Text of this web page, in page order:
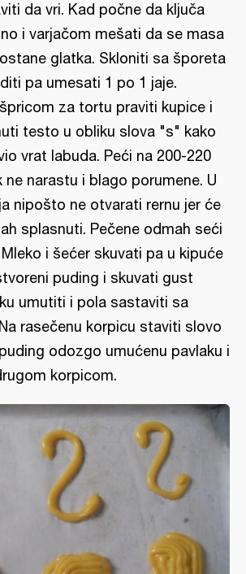
da vri. Kad počne da ključa
i varjačom mešati da se masa
glatka. Skloniti sa šporeta
pa umesati 1 po 1 jaje.
za tortu praviti kupice i
testo u obliku slova "s" kako
vrat labuda. Peći na 200-220
ne narastu i blago porumene. U
nipošto ne otvarati rernu jer će
splasnuti. Pečene odmah seći
i šećer skuvati pa u kipuće
puding i skuvati gust
umutiti i pola sastaviti sa
rasečenu korpicu staviti slovo
odozgo umućenu pavlaku i
korpicom.